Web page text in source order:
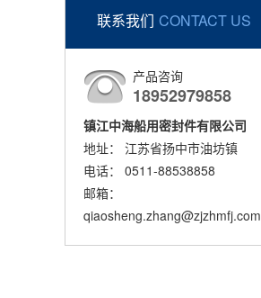
联系我们 CONTACT US
产品咨询
18952979858
镇江中海船用密封件有限公司
地址： 江苏省扬中市油坊镇
电话： 0511-88538858
邮箱：
qiaosheng.zhang@zjzhmfj.com